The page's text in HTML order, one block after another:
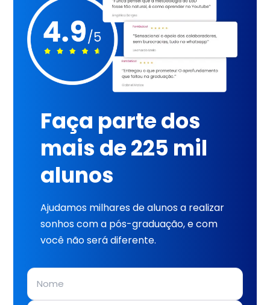
Faça parte dos
mais de 225 mil
alunos
Ajudamos milhares de alunos a realizar
sonhos com a pós-graduação, e com
você não será diferente.